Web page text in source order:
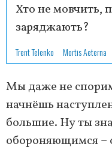
Хто не мовчить,
заряджають?
Trent Telenko Mortis Aeterna
Мы даже не
начнёшь
большие. Ну ты
обороняющимся –